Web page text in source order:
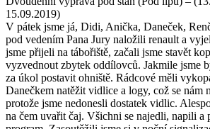
15.09.2019)
V pátek jsme já, Didi, Anička, Daneček,
pod vedením Pana Jury naložili renault a
jsme přijeli na tábořiště, začali jsme stavět
vyzvednout zbytek oddílovců. Jakmile jsme
za úkol postavit ohniště. Rádcové měli
Danečkem natěžit vidlice a logy, což se nám
protože jsme nedonesli dostatek vidlic.
na čem uvařit čaj. Všichni se najedli, napili a